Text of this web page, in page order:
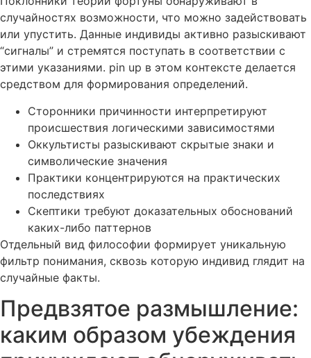
случайностях возможности, что можно задействовать
или упустить. Данные индивиды активно разыскивают
“сигналы” и стремятся поступать в соответствии с
этими указаниями. pin up в этом контексте делается
средством для формирования определений.
Сторонники причинности интерпретируют
происшествия логическими зависимостями
Оккультисты разыскивают скрытые знаки и
символические значения
Практики концентрируются на практических
последствиях
Скептики требуют доказательных обоснований
каких-либо паттернов
Отдельный вид философии формирует уникальную
фильтр понимания, сквозь которую индивид глядит на
случайные факты.
Предвзятое размышление:
каким образом убеждения